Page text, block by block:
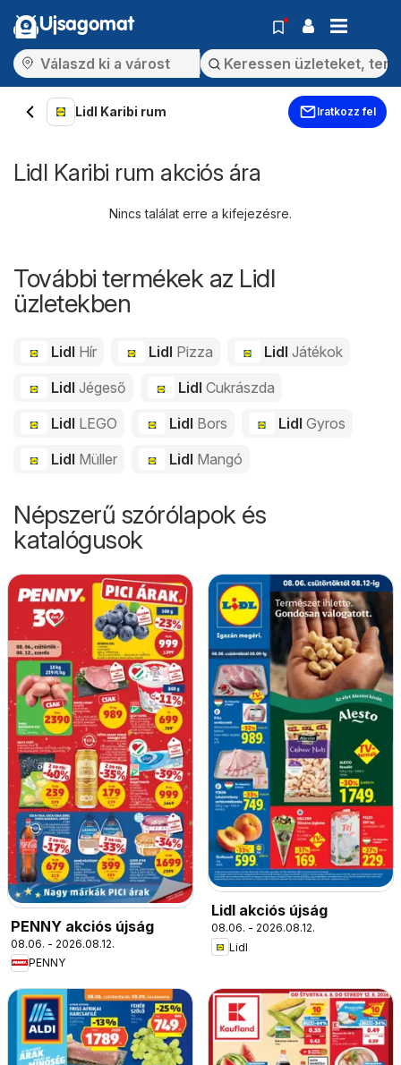
Ujsagomat
Lidl Karibi rum Iratkozz fel
Lidl Karibi rum akciós ára
Nincs találat erre a kifejezésre.
További termékek az Lidl
üzletekben
Lidl Hír Lidl Pizza LidlJátékok
Lidl Jégeső Lidl Cukrászda
Lidl LEGO Lidl Bors LidlGyros
Lidl Müller Lidl Mangó
Népszerű szórólapok és
katalógusok
PENNY akciós újság
08.06. - 2026.08.12.
PENNY
Lidl akciós újság
08.06. - 2026.08.12.
Lidl